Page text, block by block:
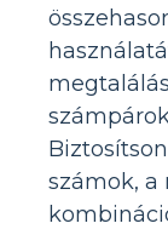
számok, a